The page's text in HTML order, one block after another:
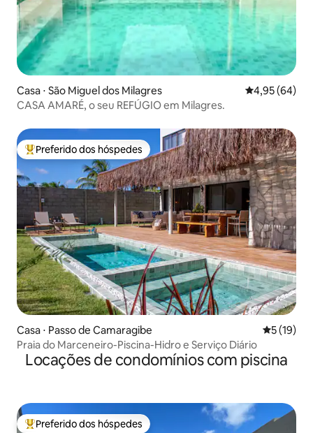
Casa ⋅ São Miguel dos Milagres 4,95 de uma
4,95 (64)
CASA AMARÉ, o seu REFÚGIO em Milagres.
Entre os melhores preferidos dos hóspedes
Preferido dos hóspedes
Casa ⋅ Passo de Camaragibe 5 de uma
5 (19)
Praia do Marceneiro-Piscina-Hidro e Serviço Diário
Locações de condomínios com piscina
Entre os melhores preferidos dos hóspedes
Preferido dos hóspedes